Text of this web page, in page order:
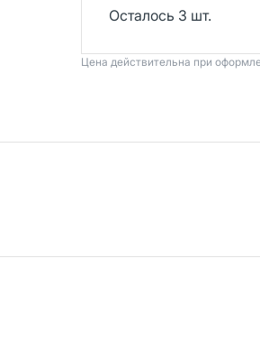
Осталось 3 шт.
Цена действительна при